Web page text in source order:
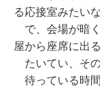
る応接室みたい
で、会場が暗
屋から座席に出
たいてい、その
待っている時間